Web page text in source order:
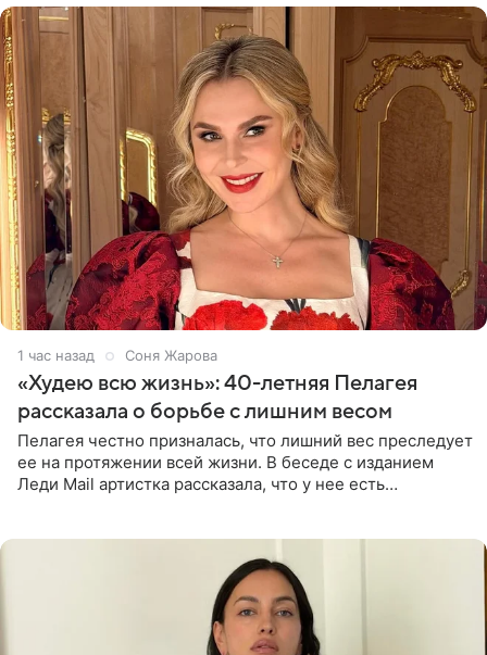
1 час назад Соня Жарова
«Худею всю жизнь»: 40-летняя Пелагея
рассказала о борьбе с лишним весом
Пелагея честно призналась, что лишний вес преследует
ее на протяжении всей жизни. В беседе с изданием
Леди Mail артистка рассказала, что у нее есть